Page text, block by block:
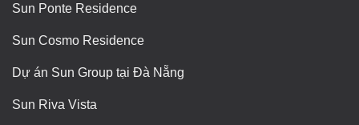
Sun Ponte Residence
Sun Cosmo Residence
Dự án Sun Group tại Đà Nẵng
Sun Riva Vista